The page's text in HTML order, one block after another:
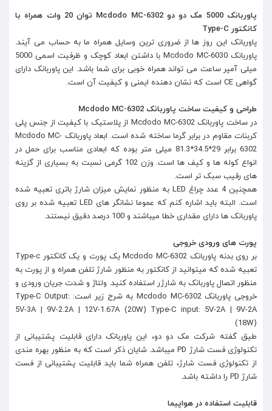
پاوربانک 5000 مک دو دو Mcdodo MC-6302 توان 20 وات همراه با
کانکتور Type-C
پاوربانک این روز ها از ضروری ترین وسایل همراه ما به حساب می آیند.
پاوربانک Mcdodo MC-6030 با داشتن ابعاد کوچک و ظرفیت اسمی 5000
میلی آمپر ساعت می تواند همراه خوبی برای شما باشد. این پاوربانک دارای
گواهی CE است که نشان دهنده ایمنی و کیفیت آن است.
طراحی و کیفیت ساخت پاوربانک Mcdodo MC-6302
در ساخت پاوربانک Mcdodo MC-6302 از پلاستیک با کیفیت از جنس پلی
کربنات مقاوم در برابر گرما ساخته شده است. ابعاد پاوربانک Mcdodo MC-
6302 برابر 29*34.5*81.3 میلی متر بوده که ابعادی مناسب برای حمل در
انواع کوله‌ ها و کیف‌ ها است. وزن 102 گرمی نسبت به بسیاری از گزینه‌
های رقیب سبک ‌‎تر است.
همچنین 4 عدد چراغ LED به منظور نمایش میزان شارژ باتری تعبیه شده
است. البته باید اشاره کنم که عموما نشانگر های LED تعبیه شده بر روی
پاوربانک ها دارای مقداری خطا میباشند و 100 درصد دقیق نیستند.
پورت های ورودی خروجی
بر روی بدنه پاوربانک Mcdodo MC-6302 یک پورت و یک کانکتور Type-c
تعبیه شده که میتوانید از کانکتور به منظور شارژ تلفن همراه و از پورت به
منظور اتصال پاوربانک به شارژر استفاده کنید. ولتاژ و شدت جریان ورودی و
خروجی پاوربانک Mcdodo MC-6302 به شرح زیر است: Type-C Output:
5V-3A | 9V-2.2A | 12V-1.67A (20W) Type-C input: 5V-2A | 9V-2A
(18W)
طیق گفته شرکت مک دو دو، این پاوربانک دارای قابلیت پشتیبانی از
تکنولوژی فست شارژ PD میباشد. شایان ذکر است که به منظور بهره مندی
از تکنولوژی فست شارژ، تلفن همراه شما باید قابلیت پشتیبانی از فست
شارژ PD را داشته باشد.
قابلیت استفاده در هواپیما